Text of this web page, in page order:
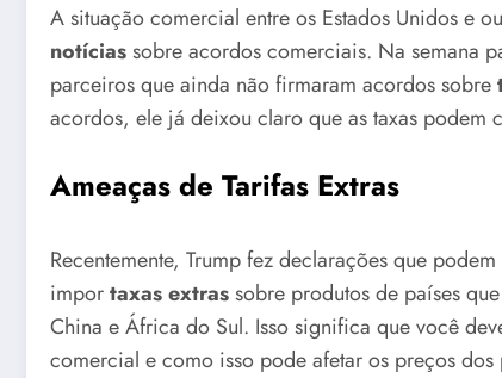
A situação comercial entre os Estados Unidos e
notíciassobre acordos comerciais. Na semana
parceiros que ainda não firmaram acordos sobre
acordos, ele já deixou claro que as taxas podem
Ameaças de Tarifas Extras
Recentemente, Trump fez declarações que
importaxas extrassobre produtos de países
China e África do Sul. Isso significa que você
comercial e como isso pode afetar os preços dos